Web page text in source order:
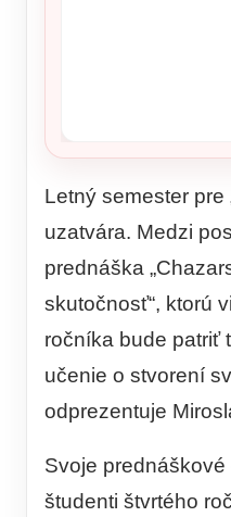
Letný semester pre
uzatvára. Medzi
prednáška
skutočnosť“, ktorú
ročníka bude patriť
učenie o stvorení
odprezentuje
Svoje
študenti štvrtého